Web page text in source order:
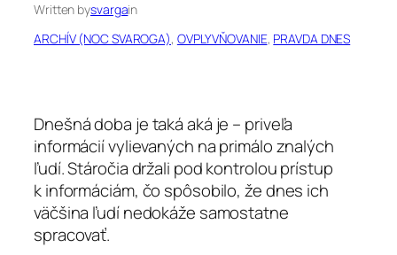
Written bysvargain
ARCHÍV (NOC SVAROGA), OVPLYVŇOVANIE, PRAVDA DNES
Dnešná doba je taká aká je – priveľa
informácií vylievaných na primálo znalých
ľudí. Stáročia držali pod kontrolou prístup
k informáciám, čo spôsobilo, že dnes ich
väčšina ľudí nedokáže samostatne
spracovať.